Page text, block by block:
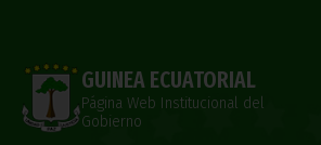
GUINEA ECUATORIAL
Página Web Institucional del
Gobierno